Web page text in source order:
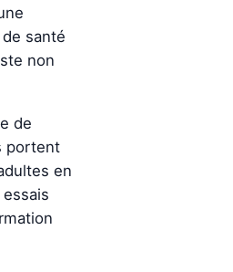
santé
non
de
portent
en